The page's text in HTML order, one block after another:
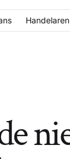
Handelaren